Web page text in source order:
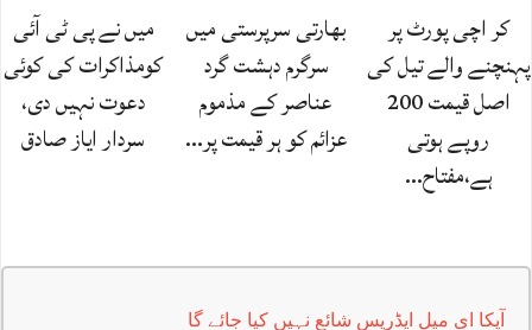
کر اچی پورٹ پر
پہنچنے والے تیل کی
اصل قیمت 200
روپے ہوتی
ہے،مفتاح…
بھارتی سرپرستی میں
سرگرم دہشت گرد
عناصر کے مذموم
عزائم کو ہر قیمت پر…
میں نے پی ٹی آئی
کومذاکرات کی کوئی
دعوت نہیں دی،
سردار ایاز صادق
آپکا ای میل ایڈریس شائع نہیں کیا جائے گا